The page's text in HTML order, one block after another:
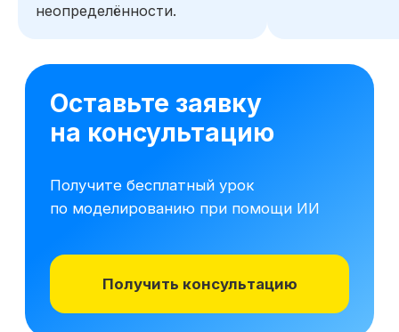
неопределённости.
16 модулей за 7 месяцев 141 практических